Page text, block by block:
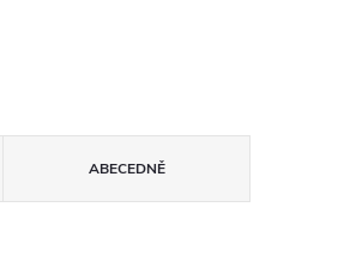
ABECEDNĚ